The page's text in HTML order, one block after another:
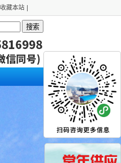
收藏本站
搜索